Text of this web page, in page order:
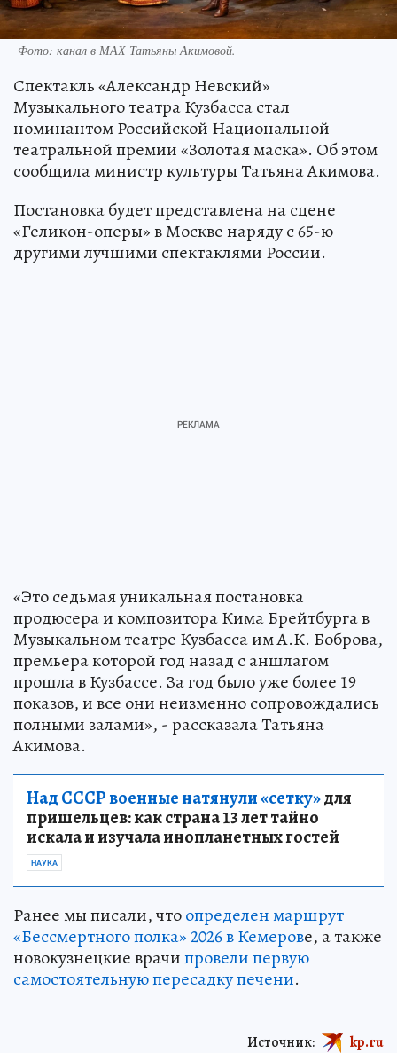
Фото: канал в МАХ Татьяны Акимовой.
Спектакль «Александр Невский»
Музыкального театра Кузбасса стал
номинантом Российской Национальной
театральной премии «Золотая маска». Об этом
сообщила министр культуры Татьяна Акимова.
Постановка будет представлена на сцене
«Геликон-оперы» в Москве наряду с 65-ю
другими лучшими спектаклями России.
«Это седьмая уникальная постановка
продюсера и композитора Кима Брейтбурга в
Музыкальном театре Кузбасса им А.К. Боброва,
премьера которой год назад с аншлагом
прошла в Кузбассе. За год было уже более 19
показов, и все они неизменно сопровождались
полными залами», - рассказала Татьяна
Акимова.
Над СССР военные натянули «сетку»для
пришельцев: как страна 13 лет тайно
искала и изучала инопланетных гостей
НАУКА
Ранее мы писали, чтоопределен маршрут
«Бессмертного полка» 2026 в Кемерове, а также
новокузнецкие врачипровели первую
самостоятельную пересадку печени.
Источник: kp.ru